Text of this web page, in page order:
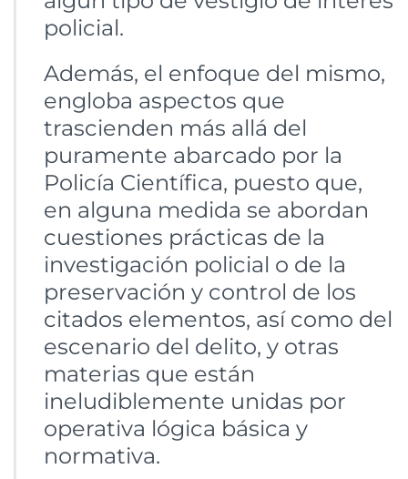
policial.
Además, el enfoque del mismo,
engloba aspectos que
trascienden más allá del
puramente abarcado por la
Policía Científica, puesto que,
en alguna medida se abordan
cuestiones prácticas de la
investigación policial o de la
preservación y control de los
citados elementos, así como del
escenario del delito, y otras
materias que están
ineludiblemente unidas por
operativa lógica básica y
normativa.